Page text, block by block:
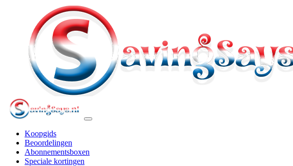
Koopgids
Beoordelingen
Abonnementsboxen
Speciale kortingen